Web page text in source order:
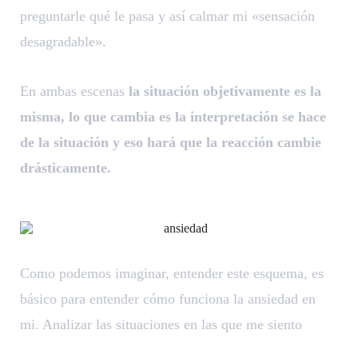
preguntarle qué le pasa y así calmar mi «sensación
desagradable».
En ambas escenas la situación objetivamente es la
misma, lo que cambia es la interpretación se hace
de la situación y eso hará que la reacción cambie
drásticamente.
Como podemos imaginar, entender este esquema, es
básico para entender cómo funciona la ansiedad en
mi. Analizar las situaciones en las que me siento